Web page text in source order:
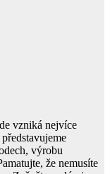
vzniká nejvíce
výrobu
že nemusíte